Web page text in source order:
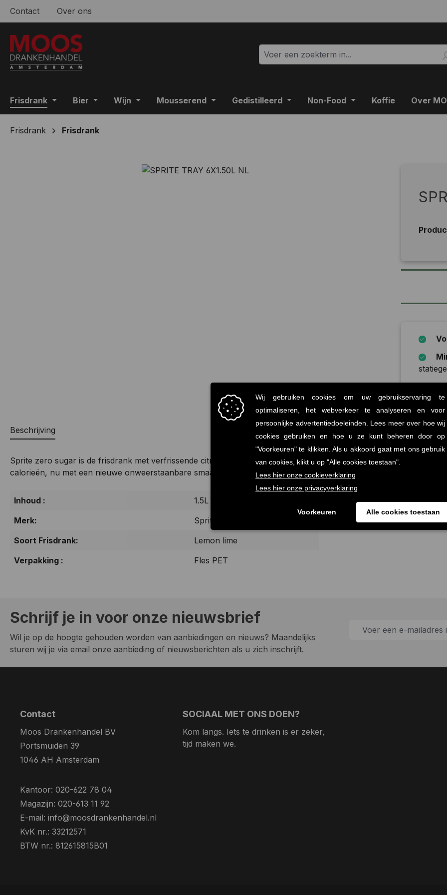
naar de hoofdinhoud
Ga naar de zoekopdracht
Ga naar de hoofdnavigatie
Contact Over ons
Frisdrank Bier Wijn Mousserend Gedistilleerd Non-Food Koffie Over
Frisdrank Frisdrank
Beschrijving
Sprite zero sugar is de frisdrank met verfrissende citroen-limoensmaak, zonder suiker en
calorieën, nu met een nieuwe onweerstaanbare smaak en in een nieuwe verpakking.
Inhoud :
1.5L
Merk:
Sprite
Soort Frisdrank:
Lemon lime
Verpakking :
Fles PET
Schrijf je in voor onze nieuwsbrief
Wil je op de hoogte gehouden worden van aanbiedingen en nieuws? Maandelijks
sturen wij je via email onze aanbieding of nieuwsberichten als u zich inschrijft.
Contact
Moos Drankenhandel BV
Portsmuiden 39
1046 AH Amsterdam
Kantoor: 020-622 78 04
Magazijn: 020-613 11 92
E-mail: info@moosdrankenhandel.nl
KvK nr.: 33212571
BTW nr.: 812615815B01
SOCIAAL MET ONS DOEN?
Kom langs. Iets te drinken is er zeker,
tijd maken we.